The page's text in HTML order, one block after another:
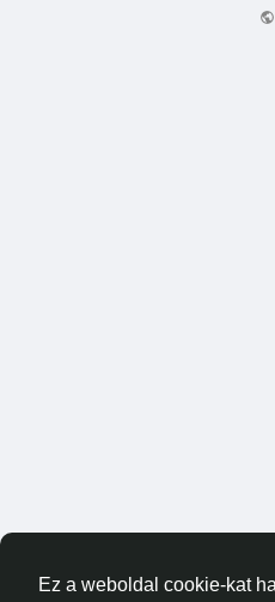
Ez a weboldal cookie-kat